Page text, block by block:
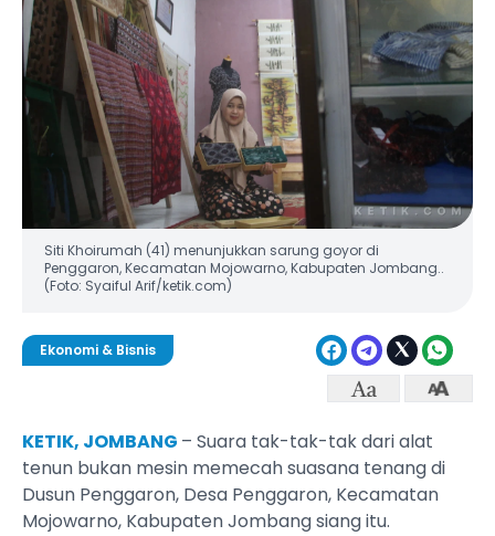
Siti Khoirumah (41) menunjukkan sarung goyor di
Penggaron, Kecamatan Mojowarno, Kabupaten Jombang..
(Foto: Syaiful Arif/ketik.com)
Ekonomi & Bisnis
KETIK, JOMBANG – Suara tak-tak-tak dari alat
tenun bukan mesin memecah suasana tenang di
Dusun Penggaron, Desa Penggaron, Kecamatan
Mojowarno, Kabupaten Jombang siang itu.